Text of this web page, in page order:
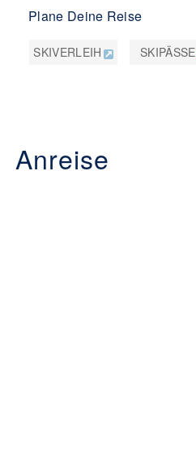
Plane Deine Reise
SKIVERLEIH SKIPÄSSE
Anreise